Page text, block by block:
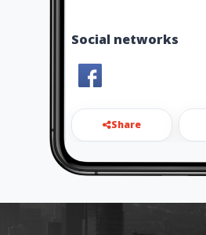
Social networks
Share